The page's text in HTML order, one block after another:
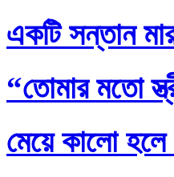
একটি সন্তান
“তোমার মতো
মেয়ে কালো